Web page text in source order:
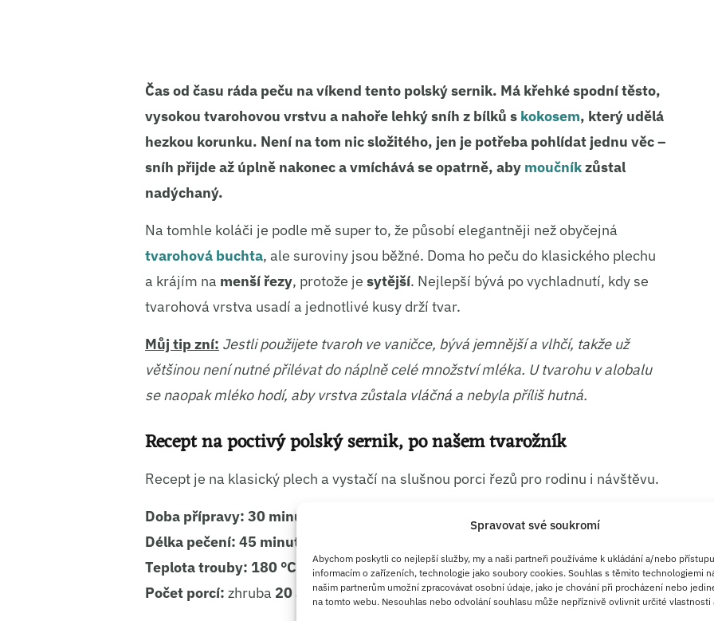
Spravovat své soukromí
Abychom poskytli co nejlepší služby, my a naši partneři používáme k ukládání a/nebo
informacím o zařízeních, technologie jako soubory cookies. Souhlas s těmito technologiemi
našim partnerům umožní zpracovávat osobní údaje, jako je chování při procházení nebo
na tomto webu. Nesouhlas nebo odvolání souhlasu může nepříznivě ovlivnit určité vlastnosti
Čas od času ráda peču na víkend tento polský sernik. Má křehké spodní těsto,
vysokou tvarohovou vrstvu a nahoře lehký sníh z bílků s kokosem, který udělá
hezkou korunku. Není na tom nic složitého, jen je potřeba pohlídat jednu věc –
sníh přijde až úplně nakonec a vmíchává se opatrně, aby moučníkzůstal
nadýchaný.
Na tomhle koláči je podle mě super to, že působí elegantněji než obyčejná
tvarohová buchta, ale suroviny jsou běžné. Doma ho peču do klasického plechu
a krájím na menší řezy, protože je sytější. Nejlepší bývá po vychladnutí, kdy se
tvarohová vrstva usadí a jednotlivé kusy drží tvar.
Můj tip zní: Jestli použijete tvaroh ve vaničce, bývá jemnější a vlhčí, takže už
většinou není nutné přilévat do náplně celé množství mléka. U tvarohu v alobalu
se naopak mléko hodí, aby vrstva zůstala vláčná a nebyla příliš hutná.
Recept na poctivý polský sernik, po našem tvarožník
Recept je na klasický plech a vystačí na slušnou porci řezů pro rodinu i návštěvu.
Doba přípravy: 30 minut
Délka pečení: 45 minut
Teplota trouby: 180 °C
Počet porcí: zhruba 20 až 24 kousků